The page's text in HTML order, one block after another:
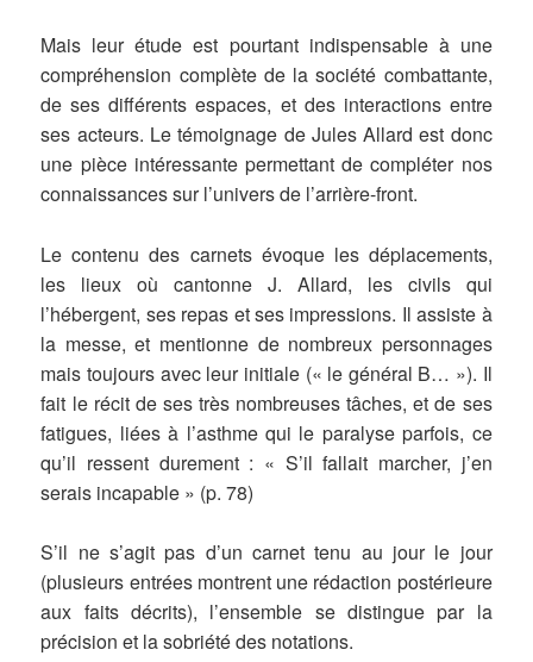
Mais leur étude est pourtant indispensable à une
compréhension complète de la société combattante,
de ses différents espaces, et des interactions entre
ses acteurs. Le témoignage de Jules Allard est donc
une pièce intéressante permettant de compléter nos
connaissances sur l’univers de l’arrière-front.
Le contenu des carnets évoque les déplacements,
les lieux où cantonne J. Allard, les civils qui
l’hébergent, ses repas et ses impressions. Il assiste à
la messe, et mentionne de nombreux personnages
mais toujours avec leur initiale (« le général B… »). Il
fait le récit de ses très nombreuses tâches, et de ses
fatigues, liées à l’asthme qui le paralyse parfois, ce
qu’il ressent durement : « S’il fallait marcher, j’en
serais incapable » (p. 78)
S’il ne s’agit pas d’un carnet tenu au jour le jour
(plusieurs entrées montrent une rédaction postérieure
aux faits décrits), l’ensemble se distingue par la
précision et la sobriété des notations.